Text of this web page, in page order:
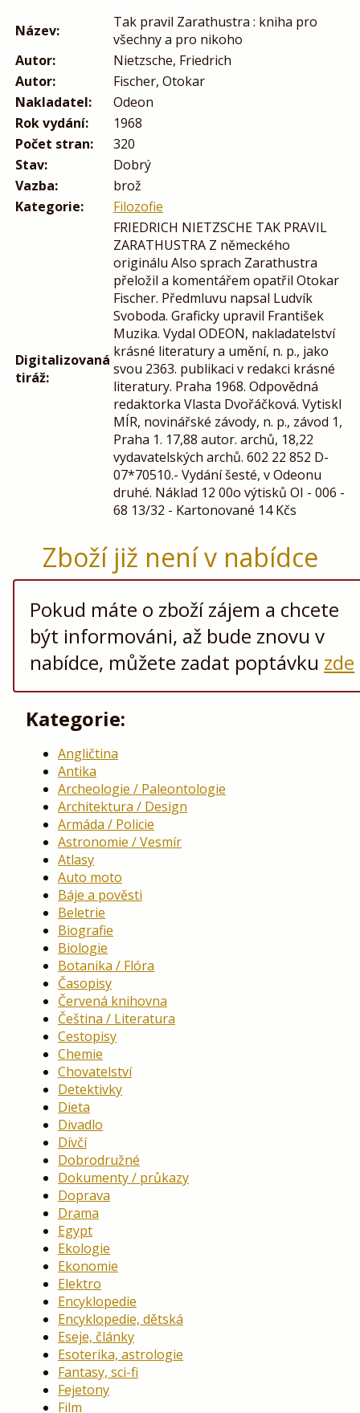
Název:
Tak pravil Zarathustra : kniha pro
všechny a pro nikoho
Autor:
Nietzsche, Friedrich
Autor:
Fischer, Otokar
Nakladatel:
Odeon
Rok vydání:
1968
Počet stran:
320
Stav:
Dobrý
Vazba:
brož
Kategorie:
Filozofie
Digitalizovaná
tiráž:
FRIEDRICH NIETZSCHE TAK PRAVIL
ZARATHUSTRA Z německého
originálu Also sprach Zarathustra
přeložil a komentářem opatřil Otokar
Fischer. Předmluvu napsal Ludvík
Svoboda. Graficky upravil František
Muzika. Vydal ODEON, nakladatelství
krásné literatury a umění, n. p., jako
svou 2363. publikaci v redakci krásné
literatury. Praha 1968. Odpovědná
redaktorka Vlasta Dvořáčková. Vytiskl
MÍR, novinářské závody, n. p., závod 1,
Praha 1. 17,88 autor. archů, 18,22
vydavatelských archů. 602 22 852 D-
07*70510.- Vydání šesté, v Odeonu
druhé. Náklad 12 00o výtisků OI - 006 -
68 13/32 - Kartonované 14 Kčs
Zboží již není v nabídce
Pokud máte o zboží zájem a chcete
být informováni, až bude znovu v
nabídce, můžete zadat poptávku zde
Kategorie:
Angličtina
Antika
Archeologie / Paleontologie
Architektura / Design
Armáda / Policie
Astronomie / Vesmír
Atlasy
Auto moto
Báje a pověsti
Beletrie
Biografie
Biologie
Botanika / Flóra
Časopisy
Červená knihovna
Čeština / Literatura
Cestopisy
Chemie
Chovatelství
Detektivky
Dieta
Divadlo
Dívčí
Dobrodružné
Dokumenty / průkazy
Doprava
Drama
Egypt
Ekologie
Ekonomie
Elektro
Encyklopedie
Encyklopedie, dětská
Eseje, články
Esoterika, astrologie
Fantasy, sci-fi
Fejetony
Film